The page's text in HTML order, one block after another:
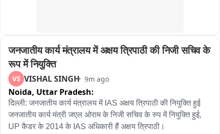
ग्रामीणों ने साफ कर दिया है कि अब सिर्फ आवेदन और आश्वासन से काम
नहीं चलेगा। जल्द सड़क निर्माण शुरू नहीं हुआ तो आंदोलन को और तेज
किया जाएगा। सड़क पर रोपा गया ये धान सिर्फ विरोध नहीं है... ये जिम्मेदारों
के लिए सीधा संदेश है कि अब ग्रामीण सड़क की बदहाली पर चुप बैठने वाले
नहीं हैं।
जनजातीय कार्य मंत्रालय में अक्षय त्रिपाठी की निजी सचिव के
रूप में नियुक्ति
VS VISHAL SINGH 9m ago
Noida, Uttar Pradesh:
दिल्ली: जनजातीय कार्य मंत्रालय में IAS अक्षय त्रिपाठी की नियुक्ति हुई
जनजातीय कार्य मंत्री जएल ओराम के निजी सचिव के रुप में नियुक्ति हुई,
UP कैडर के 2014 के IAS अधिकारी हैं अक्षय त्रिपाठी।